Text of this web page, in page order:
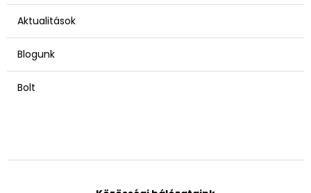
Aktualitások
Blogunk
Bolt